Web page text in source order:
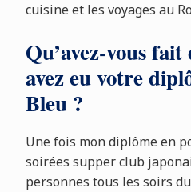
cuisine et les voyages au
Qu’avez-vous
avez eu votre
Bleu ?
Une fois mon diplôme en
soirées supper club
personnes tous les soirs